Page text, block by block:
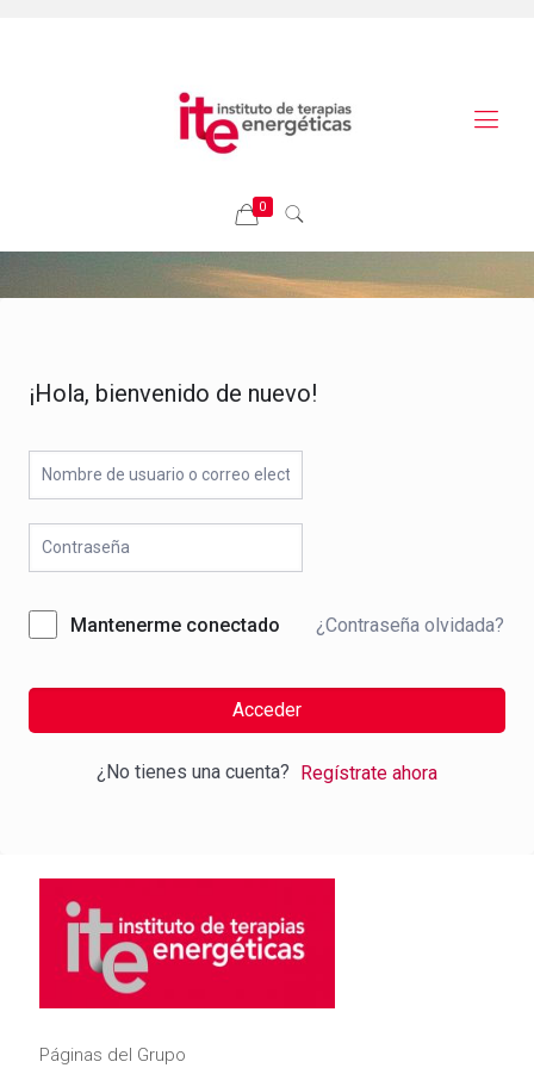
0
¡Hola, bienvenido de nuevo!
Mantenerme conectado ¿Contraseña olvidada?
Acceder
¿No tienes una cuenta? Regístrate ahora
Páginas del Grupo